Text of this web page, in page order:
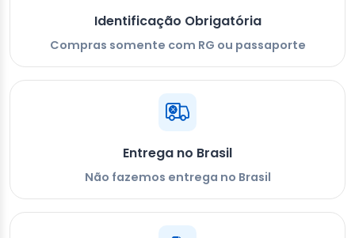
Identificação Obrigatória
Compras somente com RG ou passaporte
Entrega no Brasil
Não fazemos entrega no Brasil